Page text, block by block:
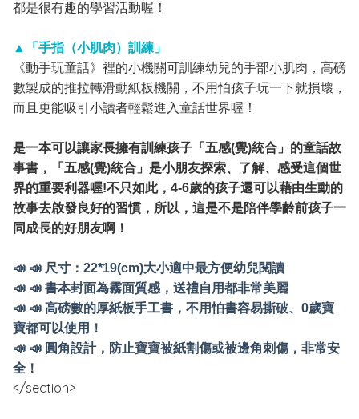
都是很有趣的學習活動喔！
▲「手指（小肌肉）訓練」
《動手玩童話》裡的小機關可訓練幼兒的手部小肌肉，高磅
數製成的推拉轉滑動紙板機關，不用怕孩子玩一下就損壞，
而且更能吸引小讀者輕鬆進入童話世界喔！
是一本可以讓家長擁有訓練孩子「五感(覺)統合」的童話故
事書，「五感(覺)統合」是小朋友探索、了解、感受這個世
界的重要利器喔!不只如此， 4-6歲的孩子還可以藉由生動的
故事去啟發良好的習慣，所以，這是不是陪伴學齡前孩子一
同成長的好朋友啊！
📣 📣 尺寸 ：22*19(cm)大小適中最方便幼兒閱讀
📣 📣 書本封面為霧面質感，送禮自用都非常美麗
📣 📣 高磅數的厚紙板手工書，不用怕書容易撕破、 0歲寶
寶都可以使用！
📣 📣 圓角設計，防止寶寶被紙割傷或被邊角刺傷，非常安
全！
</section>